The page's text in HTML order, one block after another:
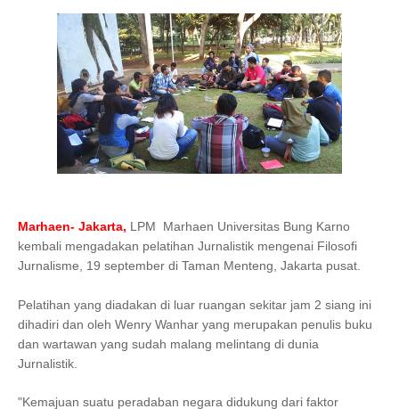
Marhaen- Jakarta, LPM Marhaen Universitas Bung Karno
kembali mengadakan pelatihan Jurnalistik mengenai Filosofi
Jurnalisme, 19 september di Taman Menteng, Jakarta pusat.
Pelatihan yang diadakan di luar ruangan sekitar jam 2 siang ini
dihadiri dan oleh Wenry Wanhar yang merupakan penulis buku
dan wartawan yang sudah malang melintang di dunia
Jurnalistik.
"Kemajuan suatu peradaban negara didukung dari faktor